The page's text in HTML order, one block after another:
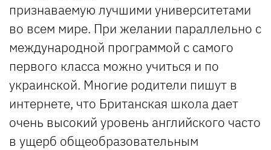
признаваемую лучшими университетами
во всем мире. При желании параллельно с
международной программой с самого
первого класса можно учиться и по
украинской. Многие родители пишут в
интернете, что Британская школа дает
очень высокий уровень английского часто
в ущерб общеобразовательным